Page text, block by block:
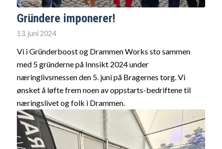
Gründere imponerer!
13. juni 2024
Vi i Gründerboost og Drammen Works sto sammen
med 5 gründerne på Innsikt 2024 under
næringlivsmessen den 5. juni på Bragernes torg. Vi
ønsket å løfte frem noen av oppstarts-bedriftene til
næringslivet og folk i Drammen.